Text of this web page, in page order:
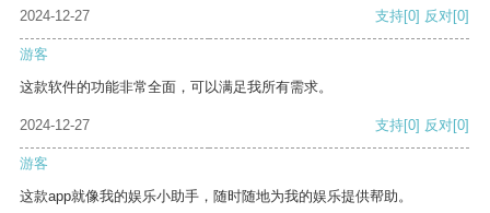
2024-12-27 支持[0] 反对[0]
游客
这款软件的功能非常全面，可以满足我所有需求。
2024-12-27 支持[0] 反对[0]
游客
这款app就像我的娱乐小助手，随时随地为我的娱乐提供帮助。